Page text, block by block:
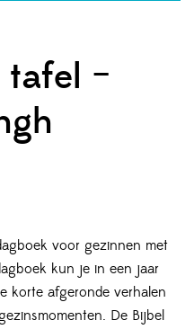
tafel –
voor gezinnen met
kun je in een jaar
korte afgeronde verhalen
De Bijbel